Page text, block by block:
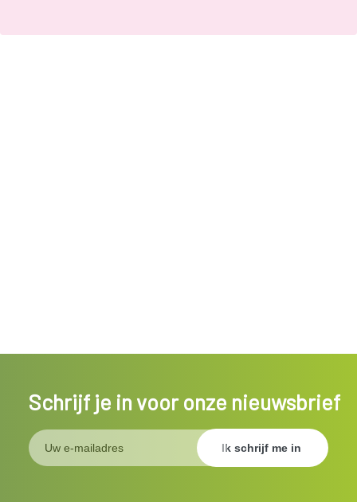
Schrijf je in voor onze nieuwsbrief